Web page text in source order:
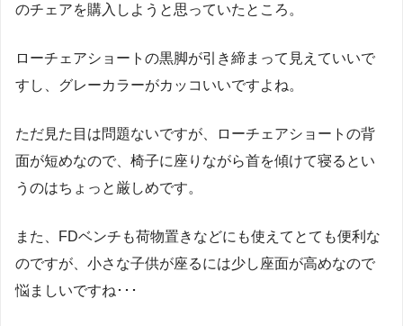
のチェアを購入しようと思っていたところ。
ローチェアショートの黒脚が引き締まって見えていいで
すし、グレーカラーがカッコいいですよね。
ただ見た目は問題ないですが、ローチェアショートの背
面が短めなので、椅子に座りながら首を傾けて寝るとい
うのはちょっと厳しめです。
また、FDベンチも荷物置きなどにも使えてとても便利な
のですが、小さな子供が座るには少し座面が高めなので
悩ましいですね･･･